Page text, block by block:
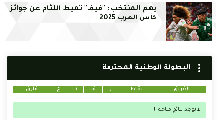
يهم المنتخب : ''فيفا'' تميط اللثام عن جوائز
كأس العرب 2025
البطولة الوطنية المحترفة
الفريق نقاط ل ف ت خ فارق
لا توجد نتائج متاحة !!